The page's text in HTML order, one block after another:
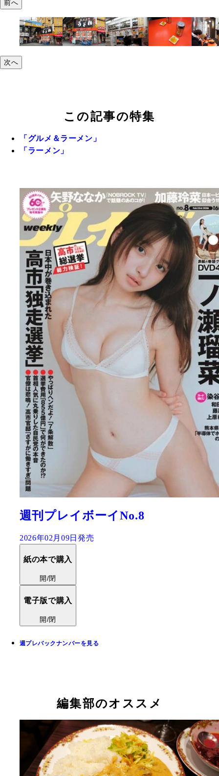
前へ
次へ
この記事の特集
「グルメ＆ラーメン」
「ラーメン」
週刊プレイボーイNo.8
2026年02月09日発売
紙の本で購入
開/閉
電子版で購入
開/閉
週プレバックナンバーを見る
編集部のオススメ